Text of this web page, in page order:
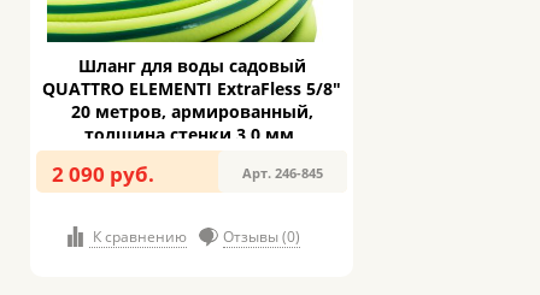
Шланг для воды садовый
QUATTRO ELEMENTI ExtraFless 5/8"
20 метров, армированный,
толщина стенки 3,0 мм,
резина+ПВХ (246-845)
2 090 руб. Арт. 246-845
К сравнению Отзывы (0)